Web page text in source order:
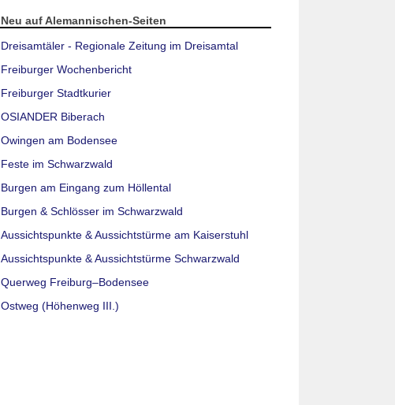
Neu auf Alemannischen-Seiten
Dreisamtäler - Regionale Zeitung im Dreisamtal
Freiburger Wochenbericht
Freiburger Stadtkurier
OSIANDER Biberach
Owingen am Bodensee
Feste im Schwarzwald
Burgen am Eingang zum Höllental
Burgen & Schlösser im Schwarzwald
Aussichtspunkte & Aussichtstürme am Kaiserstuhl
Aussichtspunkte & Aussichtstürme Schwarzwald
Querweg Freiburg–Bodensee
Ostweg (Höhenweg III.)